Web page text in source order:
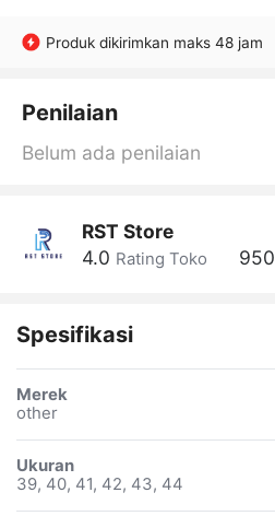
Produk dikirimkan maks 48 jam
Penilaian
Belum ada penilaian
RST Store
4.0 Rating Toko 950
Spesifikasi
Merek
other
Ukuran
39, 40, 41, 42, 43, 44